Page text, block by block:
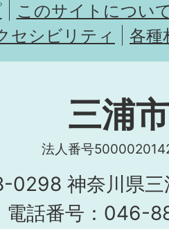
このサイトについ
セシビリティ
各種
三浦市
法人番号
0298 神奈川県三
電話番号：046-